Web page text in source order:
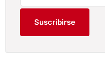
Suscribirse